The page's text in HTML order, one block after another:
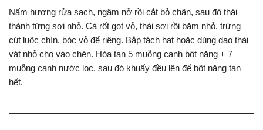
Nấm hương rửa sạch, ngâm nở rồi cắt bỏ chân, sau đó thái
thành từng sợi nhỏ. Cà rốt gọt vỏ, thái sợi rồi băm nhỏ, trứng
cút luộc chín, bóc vỏ để riêng. Bắp tách hạt hoặc dùng dao thái
vát nhỏ cho vào chén. Hòa tan 5 muỗng canh bột năng + 7
muỗng canh nước lọc, sau đó khuấy đều lên để bột năng tan
hết.